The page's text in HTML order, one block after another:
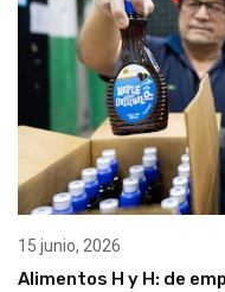
15 junio, 2026
Alimentos H y H: de